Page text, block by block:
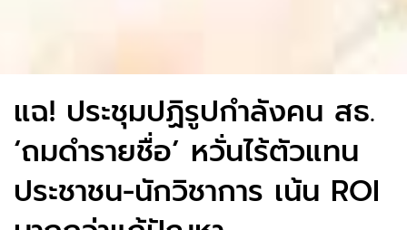
แฉ! ประชุมปฏิรูปกำลังคน สธ.
‘ถมดำรายชื่อ’ หวั่นไร้ตัวแทน
ประชาชน-นักวิชาการ เน้น ROI